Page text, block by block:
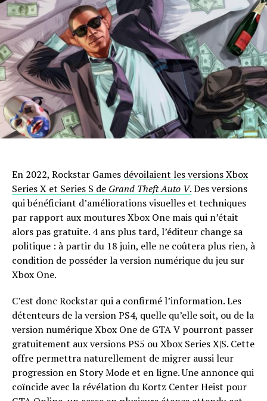
En 2022, Rockstar Games dévoilaient les versions Xbox
Series X et Series S de Grand Theft Auto V.Des versions
qui bénéficiant d’améliorations visuelles et techniques
par rapport aux moutures Xbox One mais qui n’était
alors pas gratuite. 4 ans plus tard, l’éditeur change sa
politique : à partir du 18 juin, elle ne coûtera plus rien, à
condition de posséder la version numérique du jeu sur
Xbox One.
C’est donc Rockstar qui a confirmé l’information. Les
détenteurs de la version PS4, quelle qu’elle soit, ou de la
version numérique Xbox One de GTA V pourront passer
gratuitement aux versions PS5 ou Xbox Series X|S. Cette
offre permettra naturellement de migrer aussi leur
progression en Story Mode et en ligne. Une annonce qui
coïncide avec la révélation du Kortz Center Heist pour